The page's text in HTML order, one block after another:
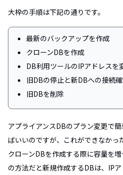
大枠の手順は下記の通りです。
最新のバックアップを作成
クローンDBを作成
DB利用ツールのIPアドレスを
旧DBの停止と新DBへの接続
旧DBを削除
アプライアンスDBのプラン変更で
ばいいのですが、これができなかっ
クローンDBを作成する際に容量を
の方法だと新規作成するDBは、IP